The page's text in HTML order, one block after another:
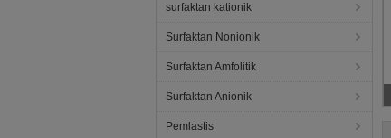
surfaktan kationik
Surfaktan Nonionik
Surfaktan Amfolitik
Surfaktan Anionik
Pemlastis